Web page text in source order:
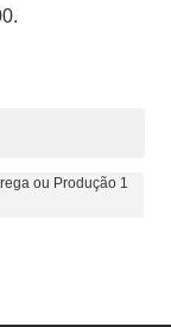
ou Produção 1